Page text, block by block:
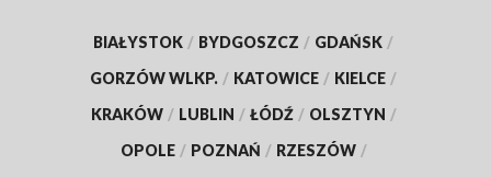
BIAŁYSTOK / BYDGOSZCZ / GDAŃSK /
GORZÓW WLKP. / KATOWICE / KIELCE /
KRAKÓW / LUBLIN / ŁÓDŹ / OLSZTYN /
OPOLE / POZNAŃ / RZESZÓW /